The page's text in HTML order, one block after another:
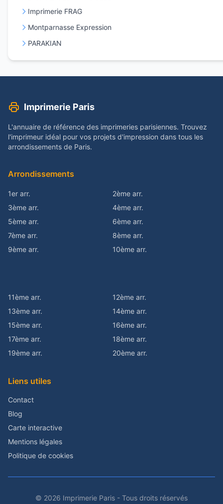
Imprimerie FRAG
Montparnasse Expression
PARAKIAN
Imprimerie Paris
L'annuaire de référence des imprimeries parisiennes. Trouvez
l'imprimeur idéal pour vos projets d'impression dans tous les
arrondissements de Paris.
Arrondissements
1er arr.
2ème arr.
3ème arr.
4ème arr.
5ème arr.
6ème arr.
7ème arr.
8ème arr.
9ème arr.
10ème arr.
11ème arr.
12ème arr.
13ème arr.
14ème arr.
15ème arr.
16ème arr.
17ème arr.
18ème arr.
19ème arr.
20ème arr.
Liens utiles
Contact
Blog
Carte interactive
Mentions légales
Politique de cookies
© 2026 Imprimerie Paris - Tous droits réservés